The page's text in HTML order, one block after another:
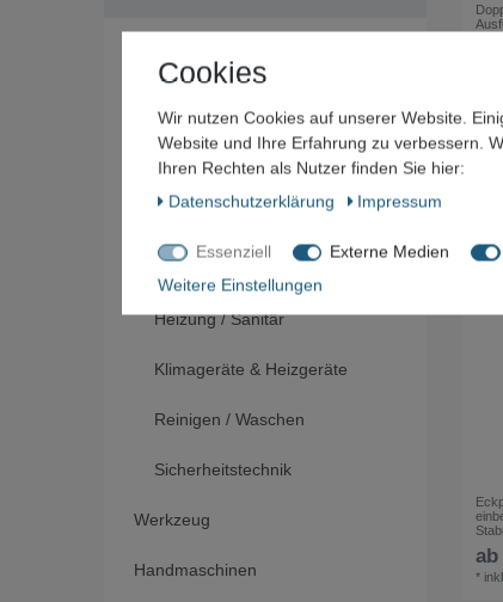
Stabmattenzaun
Sichtschutz für
Stabmattenzaun
Zubehör für
Heizung / Sanitär
Klimageräte & Heizgeräte
Reinigen / Waschen
Sicherheitstechnik
Werkzeug
Handmaschinen
ab
*
Cookies
Wir nutzen Cookies auf unserer Website.
Website und Ihre Erfahrung zu verbessern.
Ihren Rechten als Nutzer finden Sie hier:
Daten­schutz­erklärung
Impressum
Essenziell Externe Medien
Weitere Einstellungen